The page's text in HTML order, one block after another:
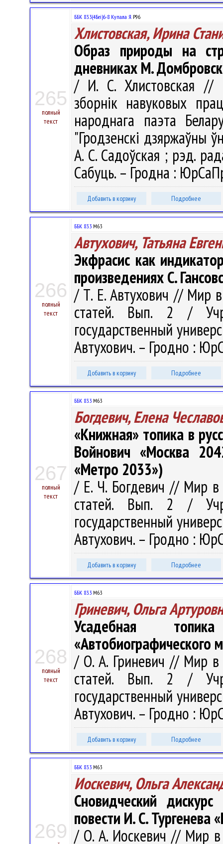
265
полный
текст
ББК 83.3(4Беі)6-8 Купала Я.Р96
Хлистовская, Ирина
Образ природы на
дневниках М.
/ И. С. Хлистовская //
зборнік навуковых
народнага паэта
"Гродзенскі дзяржаўны
А. С. Садоўская ; рэд.
Сабуць. – Гродна :
Добавить в корзину Подробнее
266
полный
текст
ББК 83.3 М63
Автухович, Татьяна
Экфрасис как
произведениях С.
/ Т. Е. Автухович // Мир
статей. Вып. 2 /
государственный
Автухович. – Гродно :
Добавить в корзину Подробнее
267
полный
текст
ББК 83.3 М63
Богдевич, Елена
«Книжная» топика в
Войнович «Москва
«Метро 2033»)
/ Е. Ч. Богдевич // Мир в
статей. Вып. 2 /
государственный
Автухович. – Гродно :
Добавить в корзину Подробнее
268
полный
текст
ББК 83.3 М63
Гриневич, Ольга
Усадебная
«Автобиографического
/ О. А. Гриневич // Мир в
статей. Вып. 2 /
государственный
Автухович. – Гродно :
Добавить в корзину Подробнее
269
ББК 83.3 М63
Иоскевич, Ольга
Сновидческий
повести И. С. Тургенева
/ О. А. Иоскевич // Мир в